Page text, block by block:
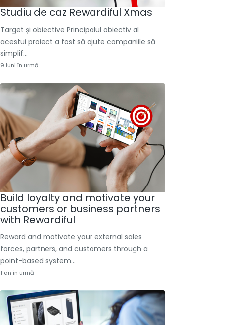
Studiu de caz Rewardiful Xmas
Target și obiective Principalul obiectiv al
acestui proiect a fost să ajute companiile să
simplif...
9 luni în urmă
Build loyalty and motivate your
customers or business partners
with Rewardiful
Reward and motivate your external sales
forces, partners, and customers through a
point-based system...
1 an în urmă